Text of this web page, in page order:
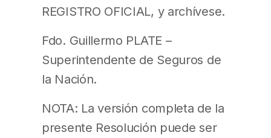
REGISTRO OFICIAL, y archívese.
Fdo. Guillermo PLATE –
Superintendente de Seguros de
la Nación.
NOTA: La versión completa de la
presente Resolución puede ser